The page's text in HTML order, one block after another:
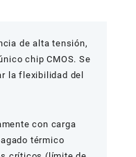
de alta tensión,
chip CMOS. Se
la flexibilidad del
con carga
térmico